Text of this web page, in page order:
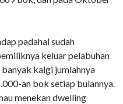
padahal sudah
keluar pelabuhan
kalgi jumlahnya
an bok setiap bulannya.
menekan dwelling